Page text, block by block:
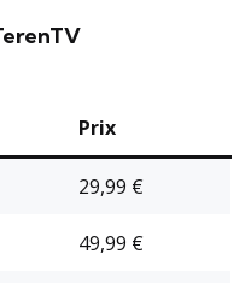
Prix
29,99 €
49,99 €